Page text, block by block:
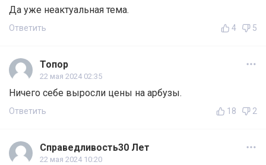
Да уже неактуальная тема.
Ответить 4 5
Топор
22 мая 2024 02:35
Ничего себе выросли цены на арбузы.
Ответить 18 2
Справедливость30 Лет
22 мая 2024 10:20